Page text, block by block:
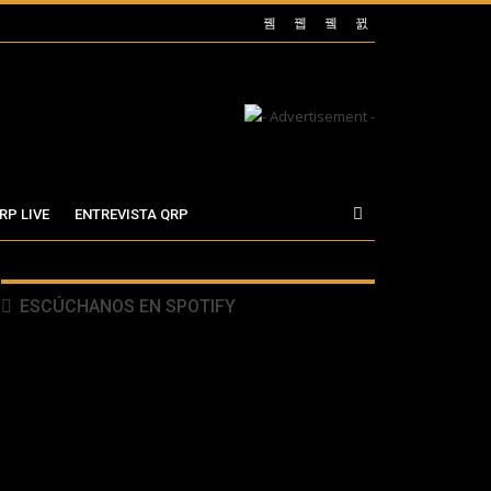
LIVE ENTREVISTA QRP
ESCÚCHANOS EN SPOTIFY